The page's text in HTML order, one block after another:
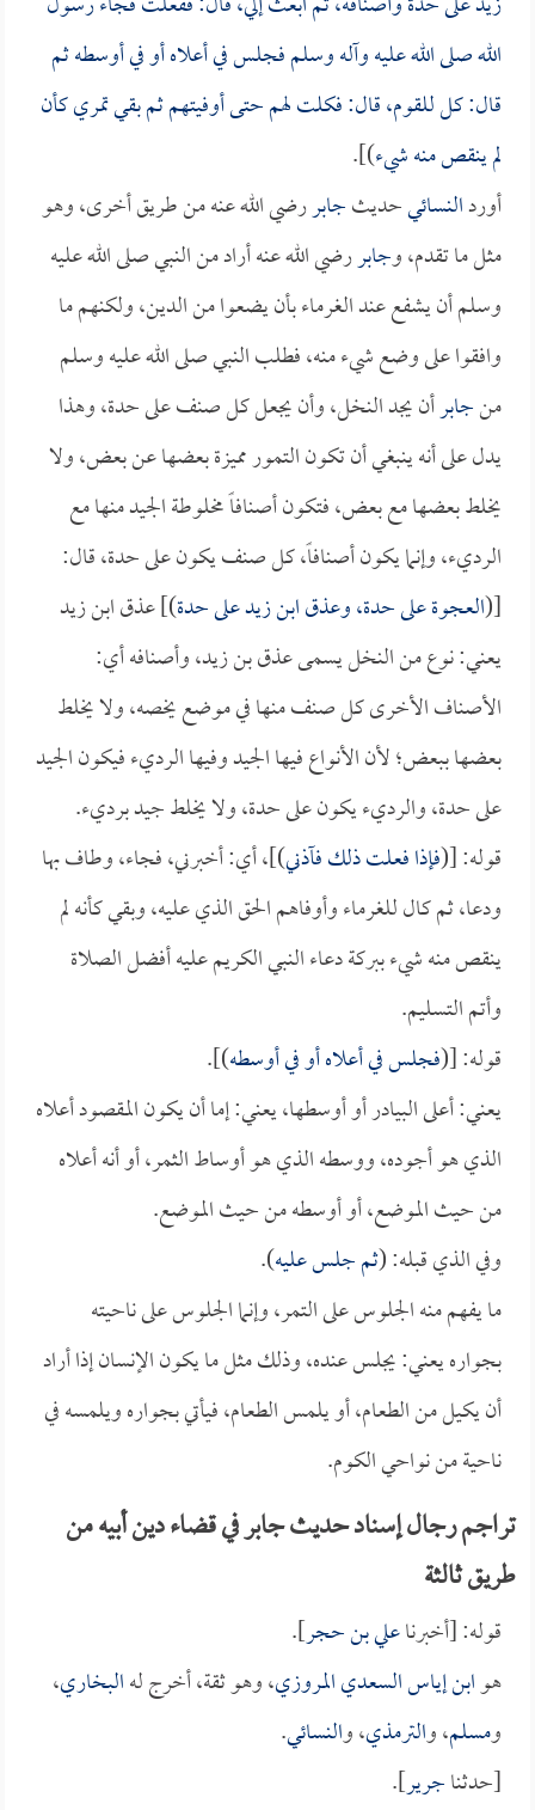
الله صلى الله عليه وآله وسلم فجلس في أعلاه أو في أوسطه ثم
قال: كل للقوم، قال: فكلت لهم حتى أوفيتهم ثم بقي تمري كأن
لم ينقص منه شيء)].
أوردالنسائيحديثجابررضي الله عنه من طريق أخرى، وهو
مثل ما تقدم، وجابررضي الله عنه أراد من النبي صلى الله عليه
وسلم أن يشفع عند الغرماء بأن يضعوا من الدين، ولكنهم ما
وافقوا على وضع شيء منه، فطلب النبي صلى الله عليه وسلم
منجابرأن يجد النخل، وأن يجعل كل صنف على حدة، وهذا
يدل على أنه ينبغي أن تكون التمور مميزة بعضها عن بعض، ولا
يخلط بعضها مع بعض، فتكون أصنافاً مخلوطة الجيد منها مع
الرديء، وإنما يكون أصنافاً، كل صنف يكون على حدة، قال:
[(العجوة على حدة، وعذق ابن زيد على حدة)] عذق ابن زيد
يعني: نوع من النخل يسمى عذق بن زيد، وأصنافه أي:
الأصناف الأخرى كل صنف منها في موضع يخصه، ولا يخلط
بعضها ببعض؛ لأن الأنواع فيها الجيد وفيها الرديء فيكون الجيد
على حدة، والرديء يكون على حدة، ولا يخلط جيد برديء.
قوله: [(فإذا فعلت ذلك فآذني)]، أي: أخبرني، فجاء، وطاف بها
ودعا، ثم كال للغرماء وأوفاهم الحق الذي عليه، وبقي كأنه لم
ينقص منه شيء ببركة دعاء النبي الكريم عليه أفضل الصلاة
وأتم التسليم.
قوله: [(فجلس في أعلاه أو في أوسطه)].
يعني: أعلى البيادر أو أوسطها، يعني: إما أن يكون المقصود أعلاه
الذي هو أجوده، ووسطه الذي هو أوساط الثمر، أو أنه أعلاه
من حيث الموضع، أو أوسطه من حيث الموضع.
وفي الذي قبله: (ثم جلس عليه).
ما يفهم منه الجلوس على التمر، وإنما الجلوس على ناحيته
بجواره يعني: يجلس عنده، وذلك مثل ما يكون الإنسان إذا أراد
أن يكيل من الطعام، أو يلمس الطعام، فيأتي بجواره ويلمسه في
ناحية من نواحي الكوم.
تراجم رجال إسناد حديث جابر في قضاء دين أبيه من
طريق ثالثة
قوله: [أخبرناعلي بن حجر].
هوابن إياس السعدي المروزي، وهو ثقة، أخرج لهالبخاري،
ومسلم، والترمذي، والنسائي.
[حدثناجرير].